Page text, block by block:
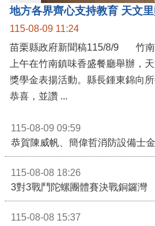
115-08-09 11:24
苗栗縣政府新聞稿115/8/9 竹南鎮天文里辦公處今(9)日
上午在竹南鎮味香盛餐廳舉辦，
獎學金表揚活動。縣長鍾東錦向
恭喜，並讚 ...
115-08-09 09:59
恭賀陳威帆、簡偉哲消防設備士
115-08-08 18:26
115-08-08 15:37